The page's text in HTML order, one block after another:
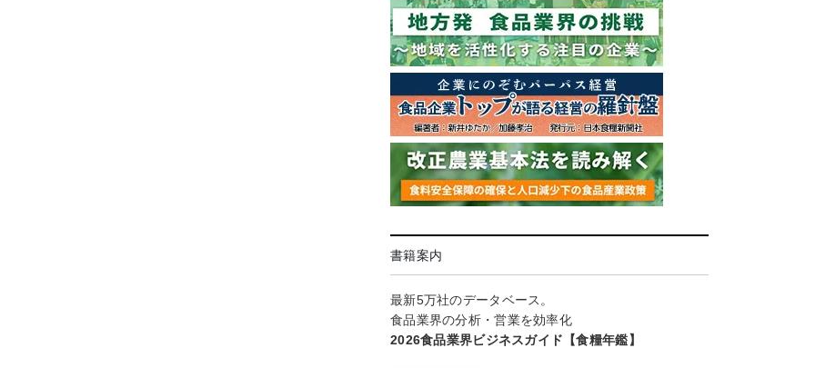
書籍案内
最新5万社のデータベース。
食品業界の分析・営業を効率化
2026食品業界ビジネスガイド【食糧年鑑】